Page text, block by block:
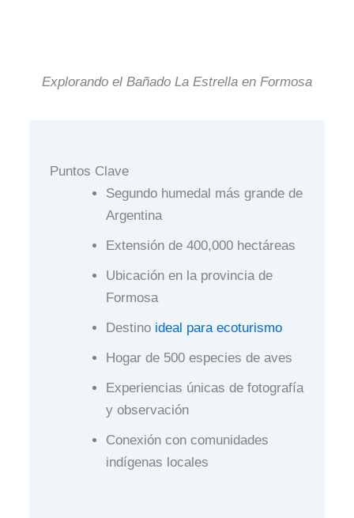
Explorando el Bañado La Estrella en Formosa
Puntos Clave
Segundo humedal más grande de
Argentina
Extensión de 400,000 hectáreas
Ubicación en la provincia de
Formosa
Destino ideal para ecoturismo
Hogar de 500 especies de aves
Experiencias únicas de fotografía
y observación
Conexión con comunidades
indígenas locales